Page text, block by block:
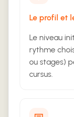
Le profil et
Le niveau
rythme
ou stages)
cursus.